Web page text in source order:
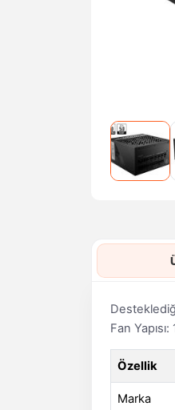
Fan
Özellik
Marka